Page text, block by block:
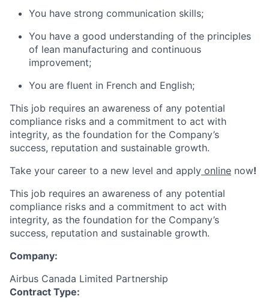
You have strong communication skills;
You have a good understanding of the principles
of lean manufacturing and continuous
improvement;
You are fluent in French and English;
This job requires an awareness of any potential
compliance risks and a commitment to act with
integrity, as the foundation for the Company’s
success, reputation and sustainable growth.
Take your career to a new level and apply online now!
This job requires an awareness of any potential
compliance risks and a commitment to act with
integrity, as the foundation for the Company’s
success, reputation and sustainable growth.
Company:
Airbus Canada Limited Partnership
Contract Type: